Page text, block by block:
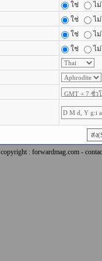
ใช่
ไ
ใช่
ไ
ใช่
ไ
ใช่
ไ
copyright : forwardmag.com -